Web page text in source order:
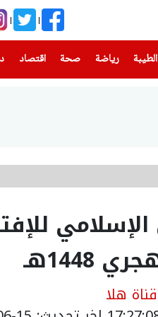
(current) رياضة
(current) صحة(current) اقتصاد
1448هـ
هلا